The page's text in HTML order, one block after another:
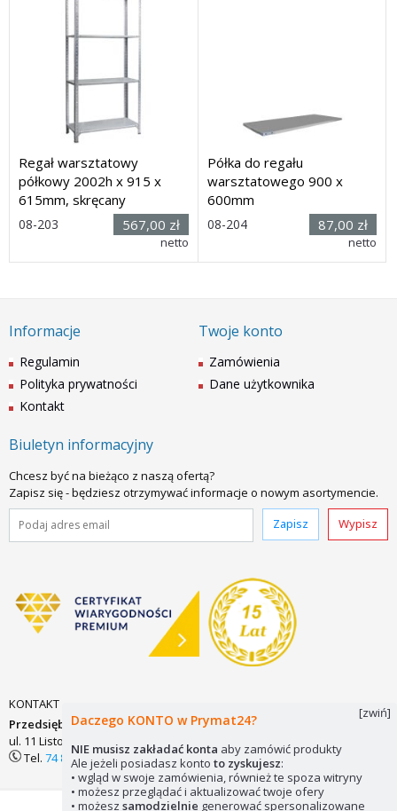
Regał warsztatowy
półkowy 2002h x 915 x
615mm, skręcany
08-203 567,00 zł
netto
x 615mm
Półka do regału
warsztatowego 900 x
600mm
08-204 87,00 zł
netto
Dostawa: 21 dni
Informacje
Regulamin
Polityka prywatności
Kontakt
Twoje konto
Zamówienia
Dane użytkownika
Biuletyn informacyjny
Chcesz być na bieżąco z naszą ofertą?
Zapisz się - będziesz otrzymywać informacje o nowym asortymencie.
Zapisz
Wypisz
KONTAKT
Przedsiębiorstwo Zaopatrzenia Technicznego PRYMAT Sp.j.
ul. 11 Listopada 7
58-200 DZIERŻONIÓW
biuro@prymat24.pl
Tel. 74 831 18 82lubkom.694 486 552
Daczego KONTO w Prymat24?
NIE musisz zakładać konta aby zamówić produkty
Ale jeżeli posiadasz konto to zyskujesz:
• wgląd w swoje zamówienia, również te spoza witryny
• możesz przeglądać i aktualizować twoje ofery
• możesz samodzielnie generować spersonalizowane
[zwiń]